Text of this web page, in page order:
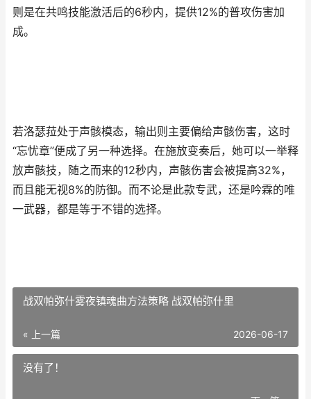
则是在共鸣技能激活后的6秒内，提供12%的普攻伤害加
成。
若洛瑟菈处于声骸模态，输出则主要偏给声骸伤害，这时
“忘忧章”便成了另一种选择。在施放变奏后，她可以一举释
放声骸技，随之而来的12秒内，声骸伤害会被提高32%，
而且能无视8%的防御。而不论是此款专武，还是吟霖的唯
一武器，都是等于不错的选择。
战双帕弥什雾夜镇魂曲方法策略 战双帕弥什里
« 上一篇 2026-06-17
没有了！